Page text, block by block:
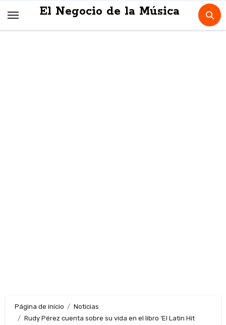
El Negocio de la Música
Página de inicio
Noticias
Rudy Pérez cuenta sobre su vida en el libro ‘El Latin Hit